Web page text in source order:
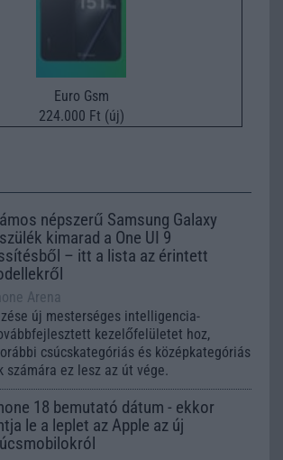
Euro Gsm
224.000 Ft (új)
népszerű Samsung Galaxy
kimarad a One UI 9
– itt a lista az érintett
Arena
új mesterséges intelligencia-
kezelőfelületet hoz,
csúcskategóriás és középkategóriás
számára ez lesz az út vége.
18 bemutató dátum - ekkor
le a leplet az Apple az új